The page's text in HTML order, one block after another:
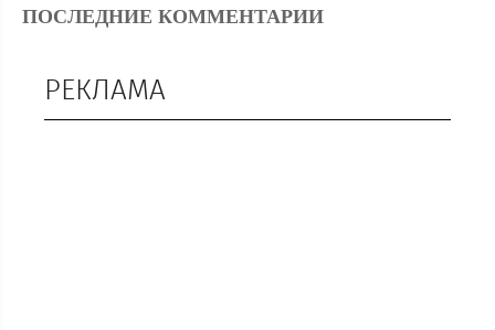
ПОСЛЕДНИЕ КОММЕНТАРИИ
РЕКЛАМА